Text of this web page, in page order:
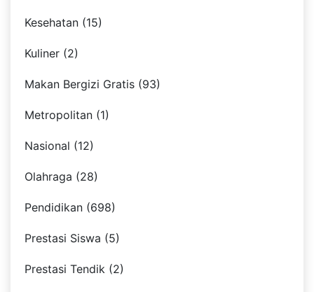
Kesehatan (15)
Kuliner (2)
Makan Bergizi Gratis (93)
Metropolitan (1)
Nasional (12)
Olahraga (28)
Pendidikan (698)
Prestasi Siswa (5)
Prestasi Tendik (2)